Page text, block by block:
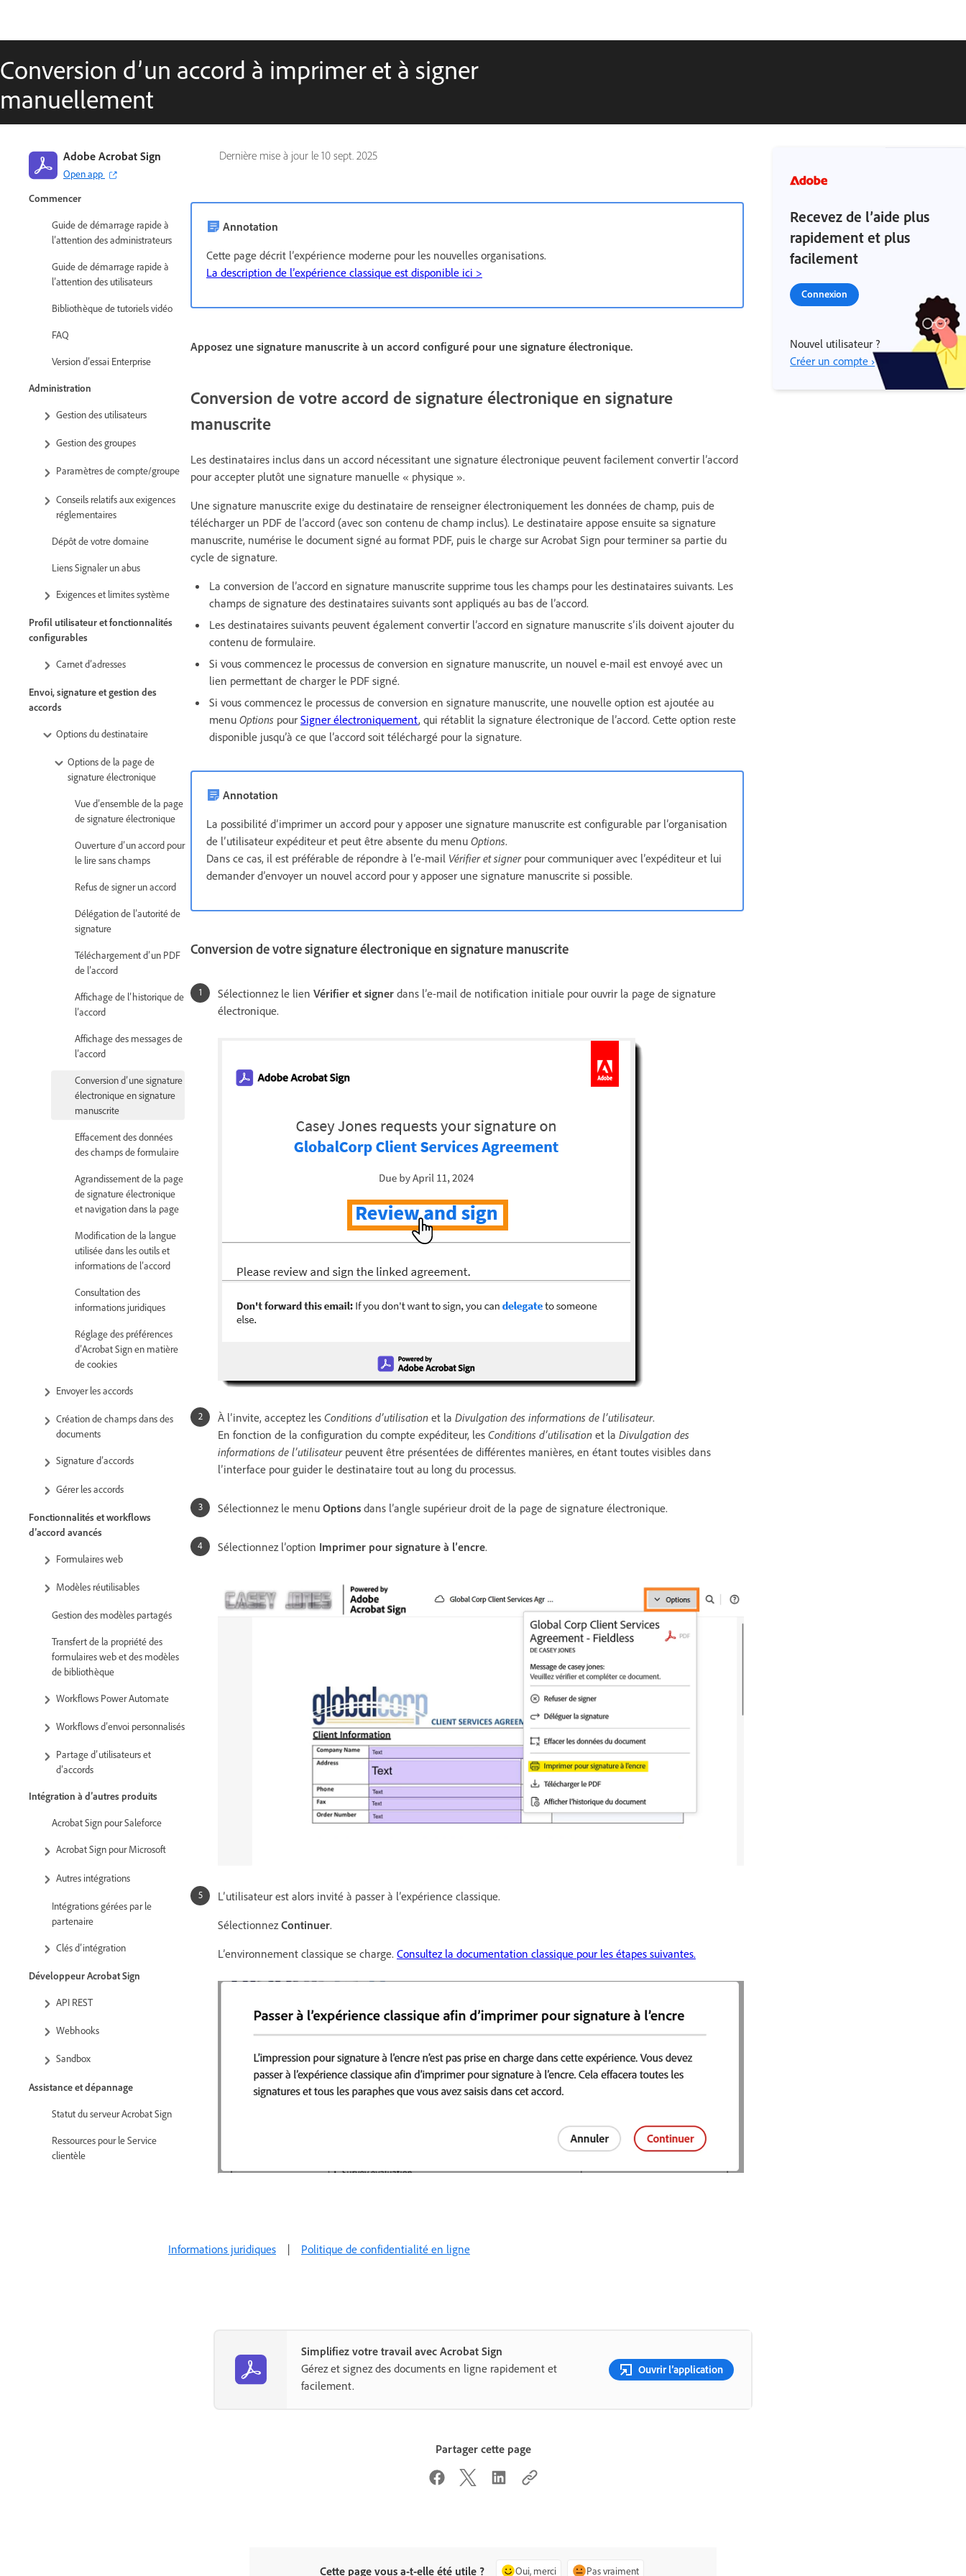
Conversion d’un accord à imprimer et à signer
manuellement
Dernière mise à jour le 10 sept. 2025
Adobe Acrobat Sign
Open app
Guide Adobe Acrobat Sign
Nouveautés
Notifications importantes
Commencer
Guide de démarrage rapide à
l’attention des administrateurs
Guide de démarrage rapide à
l’attention des utilisateurs
Bibliothèque de tutoriels vidéo
FAQ
Version d’essai Enterprise
Administration
Gestion des utilisateurs
Gestion des groupes
Paramètres de compte/groupe
Conseils relatifs aux exigences
réglementaires
Dépôt de votre domaine
Liens Signaler un abus
Exigences et limites système
Profil utilisateur et fonctionnalités
configurables
Carnet d’adresses
Envoi, signature et gestion des
accords
Options du destinataire
Options de la page de
signature électronique
Vue d’ensemble de la page
de signature électronique
Ouverture d’un accord pour
le lire sans champs
Refus de signer un accord
Délégation de l’autorité de
signature
Téléchargement d’un PDF
de l’accord
Affichage de l’historique de
l’accord
Affichage des messages de
l’accord
Conversion d’une signature
électronique en signature
manuscrite
Effacement des données
des champs de formulaire
Agrandissement de la page
de signature électronique
et navigation dans la page
Modification de la langue
utilisée dans les outils et
informations de l’accord
Consultation des
informations juridiques
Réglage des préférences
d’Acrobat Sign en matière
de cookies
Envoyer les accords
Création de champs dans des
documents
Signature d’accords
Gérer les accords
Fonctionnalités et workflows
d’accord avancés
Formulaires web
Modèles réutilisables
Gestion des modèles partagés
Transfert de la propriété des
formulaires web et des modèles
de bibliothèque
Workflows Power Automate
Workflows d’envoi personnalisés
Partage d’utilisateurs et
d’accords
Intégration à d’autres produits
Acrobat Sign pour Saleforce
Acrobat Sign pour Microsoft
Autres intégrations
Intégrations gérées par le
partenaire
Clés d’intégration
Développeur Acrobat Sign
API REST
Webhooks
Sandbox
Assistance et dépannage
Statut du serveur Acrobat Sign
Ressources pour le Service
clientèle
Annotation
Cette page décrit l’expérience moderne pour les nouvelles organisations.
La description de l’expérience classique est disponible ici >
Apposez une signature manuscrite à un accord configuré pour une signature électronique.
Conversion de votre accord de signature électronique en signature
manuscrite
Les destinataires inclus dans un accord nécessitant une signature électronique peuvent facilement convertir l’accord
pour accepter plutôt une signature manuelle « physique ».
Une signature manuscrite exige du destinataire de renseigner électroniquement les données de champ, puis de
télécharger un PDF de l’accord (avec son contenu de champ inclus). Le destinataire appose ensuite sa signature
manuscrite, numérise le document signé au format PDF, puis le charge sur Acrobat Sign pour terminer sa partie du
cycle de signature.
La conversion de l’accord en signature manuscrite supprime tous les champs pour les destinataires suivants. Les
champs de signature des destinataires suivants sont appliqués au bas de l’accord.
Les destinataires suivants peuvent également convertir l’accord en signature manuscrite s’ils doivent ajouter du
contenu de formulaire.
Si vous commencez le processus de conversion en signature manuscrite, un nouvel e-mail est envoyé avec un
lien permettant de charger le PDF signé.
Si vous commencez le processus de conversion en signature manuscrite, une nouvelle option est ajoutée au
menu Options pour Signer électroniquement, qui rétablit la signature électronique de l’accord. Cette option reste
disponible jusqu’à ce que l’accord soit téléchargé pour la signature.
Annotation
La possibilité d’imprimer un accord pour y apposer une signature manuscrite est configurable par l’organisation
de l’utilisateur expéditeur et peut être absente du menu Options.
Dans ce cas, il est préférable de répondre à l’e-mail Vérifier et signerpour communiquer avec l’expéditeur et lui
demander d’envoyer un nouvel accord pour y apposer une signature manuscrite si possible.
Conversion de votre signature électronique en signature manuscrite
Sélectionnez le lien Vérifier et signer dans l’e-mail de notification initiale pour ouvrir la page de signature
électronique.
À l’invite, acceptez les Conditions d’utilisation et la Divulgation des informations de l’utilisateur.
En fonction de la configuration du compte expéditeur, les Conditions d’utilisation et la Divulgation des
informations de l’utilisateurpeuvent être présentées de différentes manières, en étant toutes visibles dans
l’interface pour guider le destinataire tout au long du processus.
Sélectionnez le menu Options dans l’angle supérieur droit de la page de signature électronique.
Sélectionnez l’option Imprimer pour signature à l’encre.
L’utilisateur est alors invité à passer à l’expérience classique.
Sélectionnez Continuer.
L’environnement classique se charge. Consultez la documentation classique pour les étapes suivantes.
Recevez de l’aide plus
rapidement et plus
facilement
Connexion
Nouvel utilisateur ?
Créer un compte ›
Informations juridiques | Politique de confidentialité en ligne
Simplifiez votre travail avec Acrobat Sign
Gérez et signez des documents en ligne rapidement et
facilement.
Ouvrir l’application
Partager cette page
Cette page vous a-t-elle été utile ? Oui, merci Pas vraiment